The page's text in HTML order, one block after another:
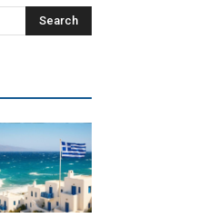
Search